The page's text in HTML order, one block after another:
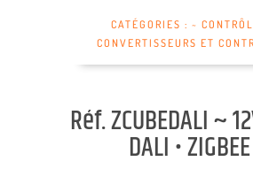
CATÉGORIES : ~
CONVERTISSEURS ET
Réf. ZCUBEDALI ~
DALI •